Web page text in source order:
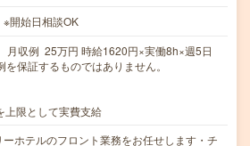
開始日相談OK
収例 25万円 時給1620円×実働8h×週5日
保証するものではありません。
上限として実費支給
ーホテルのフロント業務をお任せします・チ